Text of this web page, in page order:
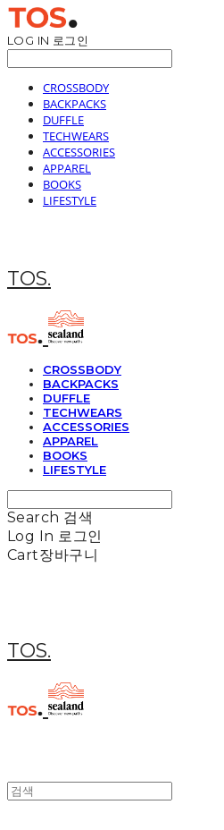
LOG IN 로그인
CROSSBODY
BACKPACKS
DUFFLE
TECHWEARS
ACCESSORIES
APPAREL
BOOKS
LIFESTYLE
TOS.
CROSSBODY
BACKPACKS
DUFFLE
TECHWEARS
ACCESSORIES
APPAREL
BOOKS
LIFESTYLE
Search 검색
Log In 로그인
Cart장바구니
TOS.